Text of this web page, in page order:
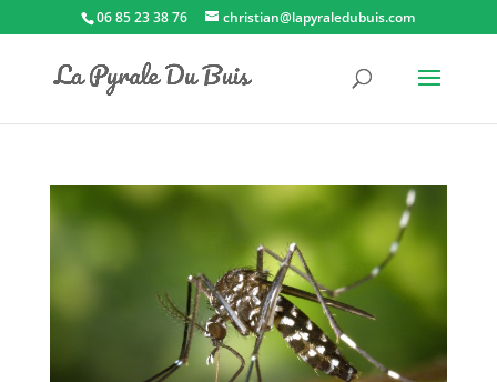
06 85 23 38 76 christian@lapyraledubuis.com